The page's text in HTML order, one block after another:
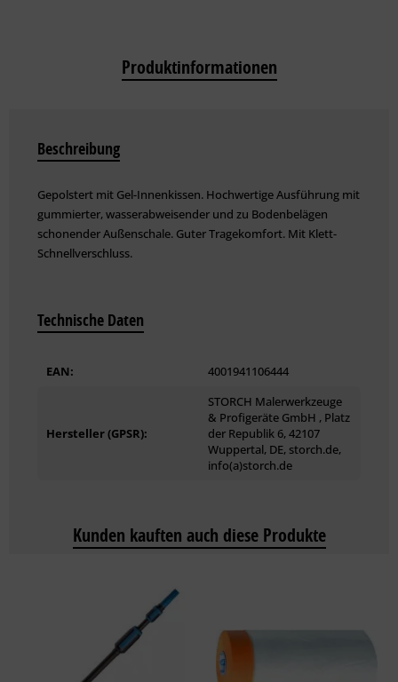
Produktinformationen
Beschreibung
Gepolstert mit Gel-Innenkissen. Hochwertige Ausführung mit
gummierter, wasserabweisender und zu Bodenbelägen
schonender Außenschale. Guter Tragekomfort. Mit Klett-
Schnellverschluss.
Technische Daten
EAN: 4001941106444
Hersteller (GPSR):
STORCH Malerwerkzeuge
& Profigeräte GmbH , Platz
der Republik 6, 42107
Wuppertal, DE, storch.de,
info(a)storch.de
Kunden kauften auch diese Produkte